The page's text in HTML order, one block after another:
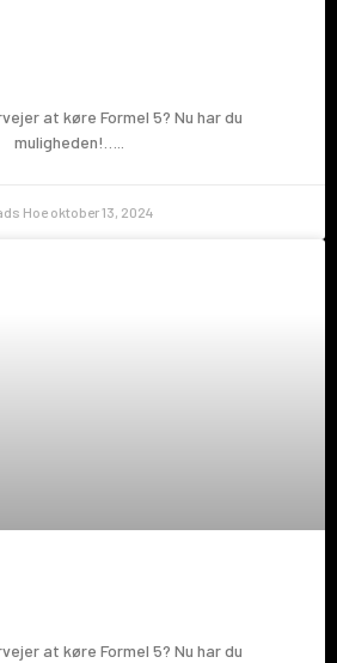
at køre Formel 5? Nu har du
muligheden!…..
Hoe oktober 13, 2024
at køre Formel 5? Nu har du